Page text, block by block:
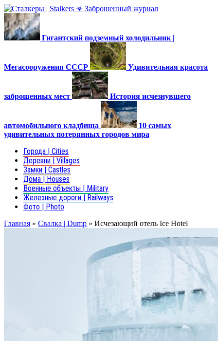
Гигантский подземный холодильник |
Мегасооружения СССР Удивительная красота
заброшенных мест История исчезнувшего
автомобильного кладбища
10 самых
удивительных потерянных городов мира
Города | Cities
Деревни | Villages
Замки | Castles
Дома | Houses
Военные объекты | Military
Железные дороги | Railways
Фото | Photo
Главная » Свалка | Dump » Исчезающий отель Ice Hotel